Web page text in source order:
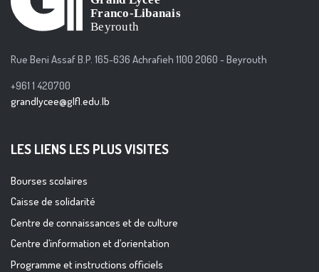
Rue Beni Assaf B.P. 165-636 Achrafieh 1100 2060 - Beyrouth
+961 1 420700
grandlycee@glfl.edu.lb
LES LIENS LES PLUS VISITES
Bourses scolaires
Caisse de solidarité
Centre de connaissances et de culture
Centre d’information et d’orientation
Programme et instructions officiels